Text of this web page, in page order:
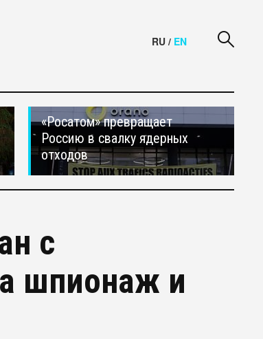
RU / EN
«Росатом» превращает
Россию в свалку ядерных
отходов
с
шпионаж и